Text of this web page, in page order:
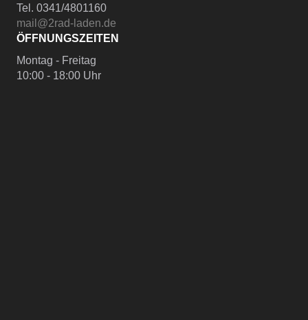
Tel. 0341/4801160
mail@2rad-laden.de
ÖFFNUNGSZEITEN
Montag - Freitag
10:00 - 18:00 Uhr